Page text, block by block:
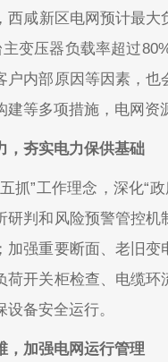
西咸新区电网预计最
变压器负载率超过
户内部原因等因素，
建等多项措施，电网资
，夯实电力保供基础
抓”工作理念，深化“
研判和风险预警管控
加强重要断面、老旧
荷开关柜检查、电缆
备安全运行。
，加强电网运行管理